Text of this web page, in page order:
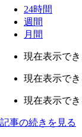
24時間
週間
月間
現在表示で
現在表示で
現在表示で
記事の続きを見る